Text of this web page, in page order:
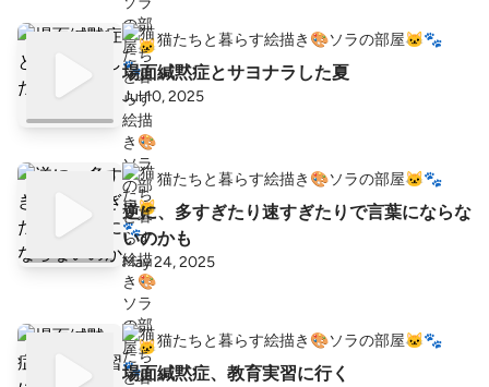
猫たちと暮らす絵描き🎨ソラの部屋🐱🐾
場面緘黙症とサヨナラした夏
Jul 10, 2025
猫たちと暮らす絵描き🎨ソラの部屋🐱🐾
逆に、多すぎたり速すぎたりで言葉にならな
いのかも
May 24, 2025
猫たちと暮らす絵描き🎨ソラの部屋🐱🐾
場面緘黙症、教育実習に行く